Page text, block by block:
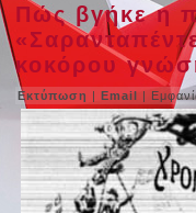
Πώς βγήκε η
κοκόρου
Εκτύπωση |Email |